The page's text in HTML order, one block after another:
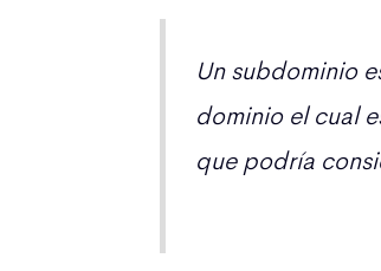
Un subdominio
dominio el cual
que podría